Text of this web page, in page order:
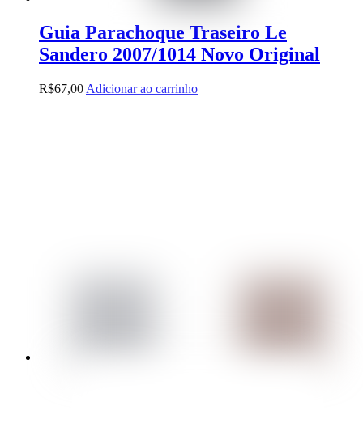
Guia Parachoque Traseiro Le
Sandero 2007/1014 Novo Original
R$67,00 Adicionar ao carrinho